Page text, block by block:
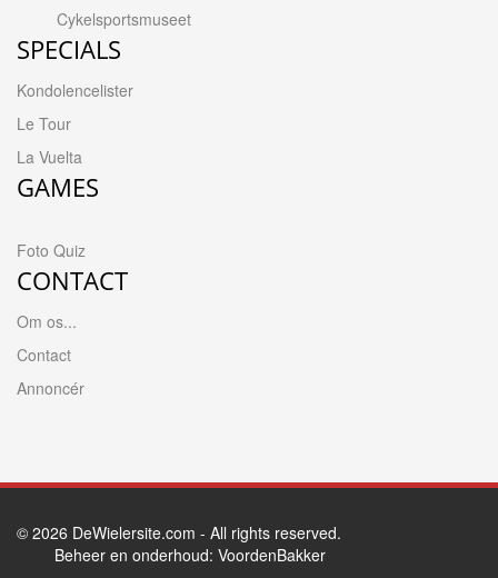
Cykelsportsmuseet
SPECIALS
Kondolencelister
Le Tour
La Vuelta
GAMES
Foto Quiz
CONTACT
Om os...
Contact
Annoncér
© 2026 DeWielersite.com - All rights reserved.
Beheer en onderhoud: VoordenBakker